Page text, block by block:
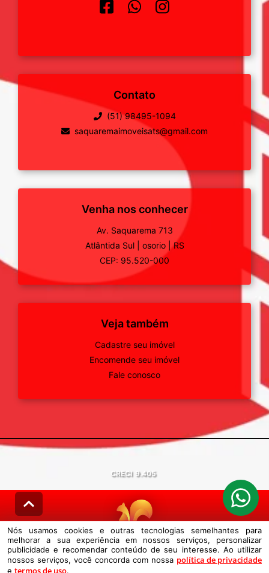
Contato
(51) 98495-1094
saquaremaimoveisats@gmail.com
Venha nos conhecer
Av. Saquarema 713
Atlântida Sul
osorio
RS
CEP: 95.520-000
Veja também
Cadastre seu imóvel
Encomende seu imóvel
Fale conosco
CRECI 9.405
© DESENVOLVIDO PELAAGIL.NET
Nós usamos cookies e outras tecnologias semelhantes para melhorar a
sua experiência em nossos serviços, personalizar publicidade e
Nós usamos cookies e outras tecnologias semelhantes para
melhorar a sua experiência em nossos serviços, personalizar
publicidade e recomendar conteúdo de seu interesse. Ao utilizar
nossos serviços, você concorda com nossa política de privacidade
e termos de uso.